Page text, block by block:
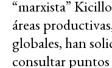
“marxista”
áreas
globales, han
consultar puntos